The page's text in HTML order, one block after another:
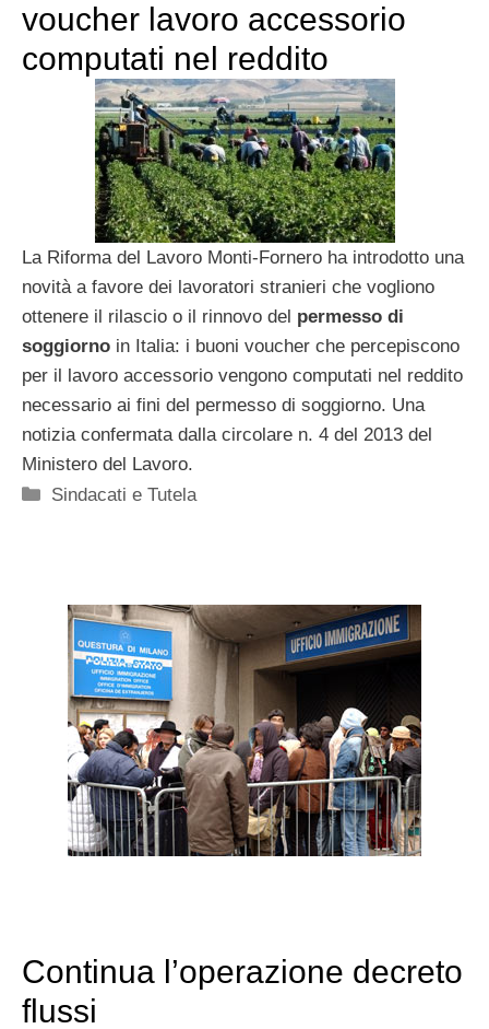
voucher lavoro accessorio
computati nel reddito
La Riforma del Lavoro Monti-Fornero ha introdotto una
novità a favore dei lavoratori stranieri che vogliono
ottenere il rilascio o il rinnovo del permesso di
soggiorno in Italia: i buoni voucher che percepiscono
per il lavoro accessorio vengono computati nel reddito
necessario ai fini del permesso di soggiorno. Una
notizia confermata dalla circolare n. 4 del 2013 del
Ministero del Lavoro.
Categorie
Sindacati e Tutela
Continua l’operazione decreto
flussi